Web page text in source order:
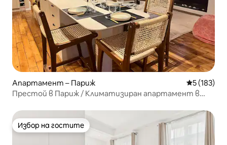
Апартамент – Париж Средна
5 (183)
Престой в Париж / Климатизиран апартамент в
Избор на гостите
Избор на гостите